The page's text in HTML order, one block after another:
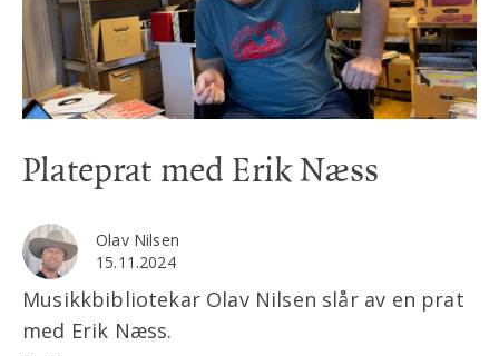
Plateprat med Erik Næss
Olav Nilsen
15.11.2024
Musikkbibliotekar Olav Nilsen slår av en prat
med Erik Næss.